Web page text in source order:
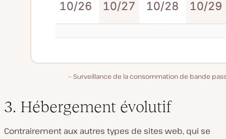
Surveillance de la consommation de bande
3. Hébergement évolutif
Contrairement aux autres types de sites web, qui se